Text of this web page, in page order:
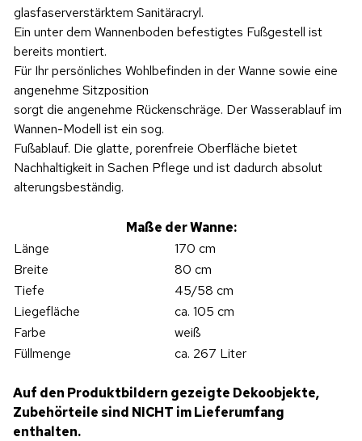
glasfaserverstärktem Sanitäracryl.
Ein unter dem Wannenboden befestigtes Fußgestell ist
bereits montiert.
Für Ihr persönliches Wohlbefinden in der Wanne sowie eine
angenehme Sitzposition
sorgt die angenehme Rückenschräge. Der Wasserablauf im
Wannen-Modell ist ein sog.
Fußablauf. Die glatte, porenfreie Oberfläche bietet
Nachhaltigkeit in Sachen Pflege und ist dadurch absolut
alterungsbeständig.
Maße der Wanne:
Länge
170 cm
Breite
80 cm
Tiefe
45/58 cm
Liegefläche
ca. 105 cm
Farbe
weiß
Füllmenge
ca. 267 Liter
Auf den Produktbildern gezeigte Dekoobjekte,
Zubehörteile sind NICHT im Lieferumfang
enthalten.